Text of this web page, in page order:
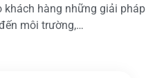
khách hàng những giải pháp
môi trường,…